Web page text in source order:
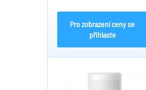
Pro zobrazení ceny se
přihlaste